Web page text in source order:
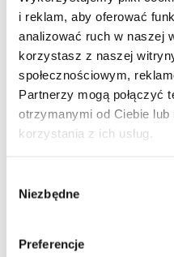
i reklam, aby oferować
analizować ruch w naszej
korzystasz z naszej
społecznościowym,
Partnerzy mogą połączyć
otrzymanymi od Ciebie
korzystania z ich usług.
Niezbędne
Preferencje
Wielokrotna zmiana
często znak, że z
Jak weryfikować
Sprawdź wpisy w
CEPiK.
Poproś o komplet